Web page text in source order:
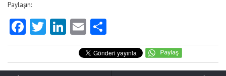
Paylaşın:
Facebook
Twitter
LinkedIn
Email